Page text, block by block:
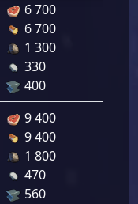
6 700
6 700
1 300
330
400
9 400
9 400
1 800
470
560